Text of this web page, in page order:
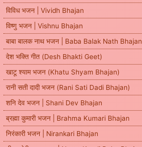
विविध भजन | Vividh Bhajan
विष्णु भजन | Vishnu Bhajan
बाबा बालक नाथ भजन | Baba Balak Nath Bhajan
देश भक्ति गीत (Desh Bhakti Geet)
खाटू श्याम भजन (Khatu Shyam Bhajan)
रानी सती दादी भजन (Rani Sati Dadi Bhajan)
शनि देव भजन | Shani Dev Bhajan
ब्रह्मा कुमारी भजन | Brahma Kumari Bhajan
निरंकारी भजन | Nirankari Bhajan